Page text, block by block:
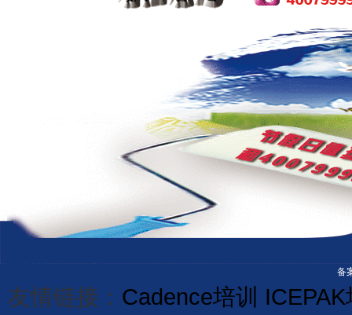
备
友情链接： Cadence培训